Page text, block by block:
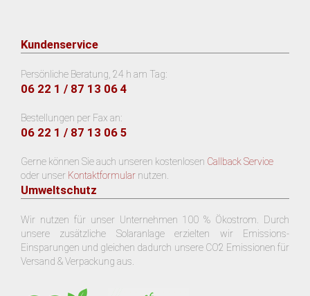
Kundenservice
Persönliche Beratung, 24 h am Tag:
06 22 1 / 87 13 06 4
Bestellungen per Fax an:
06 22 1 / 87 13 06 5
Gerne können Sie auch unseren kostenlosen Callback Service
oder unser Kontaktformular nutzen.
Umweltschutz
Wir nutzen für unser Unternehmen 100 % Ökostrom. Durch
unsere zusätzliche Solaranlage erzielten wir Emissions-
Einsparungen und gleichen dadurch unsere CO2 Emissionen für
Versand & Verpackung aus.